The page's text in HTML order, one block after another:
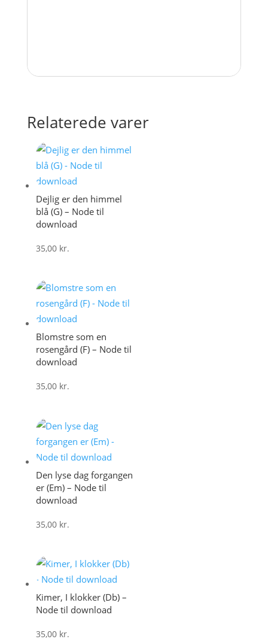
Relaterede varer
Dejlig er den himmel
blå (G) – Node til
download
35,00 kr.
Blomstre som en
rosengård (F) – Node til
download
35,00 kr.
Den lyse dag forgangen
er (Em) – Node til
download
35,00 kr.
Kimer, I klokker (Db) –
Node til download
35,00 kr.